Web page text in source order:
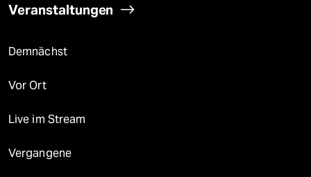
Veranstaltungen
Demnächst
Vor Ort
Live im Stream
Vergangene